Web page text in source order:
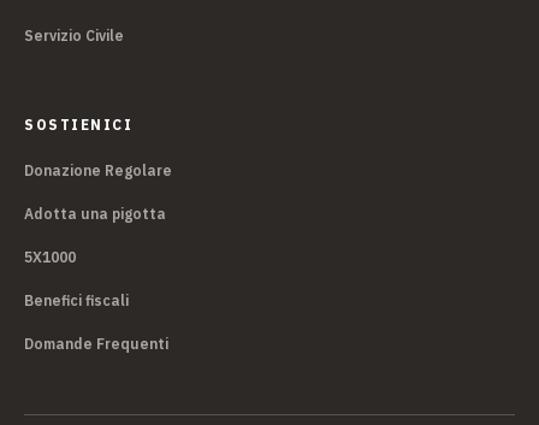
Servizio Civile
SOSTIENICI
Donazione Regolare
Adotta una pigotta
5X1000
Benefici fiscali
Domande Frequenti